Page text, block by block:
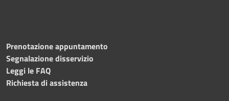
Prenotazione appuntamento
Segnalazione disservizio
Leggi le FAQ
Richiesta di assistenza